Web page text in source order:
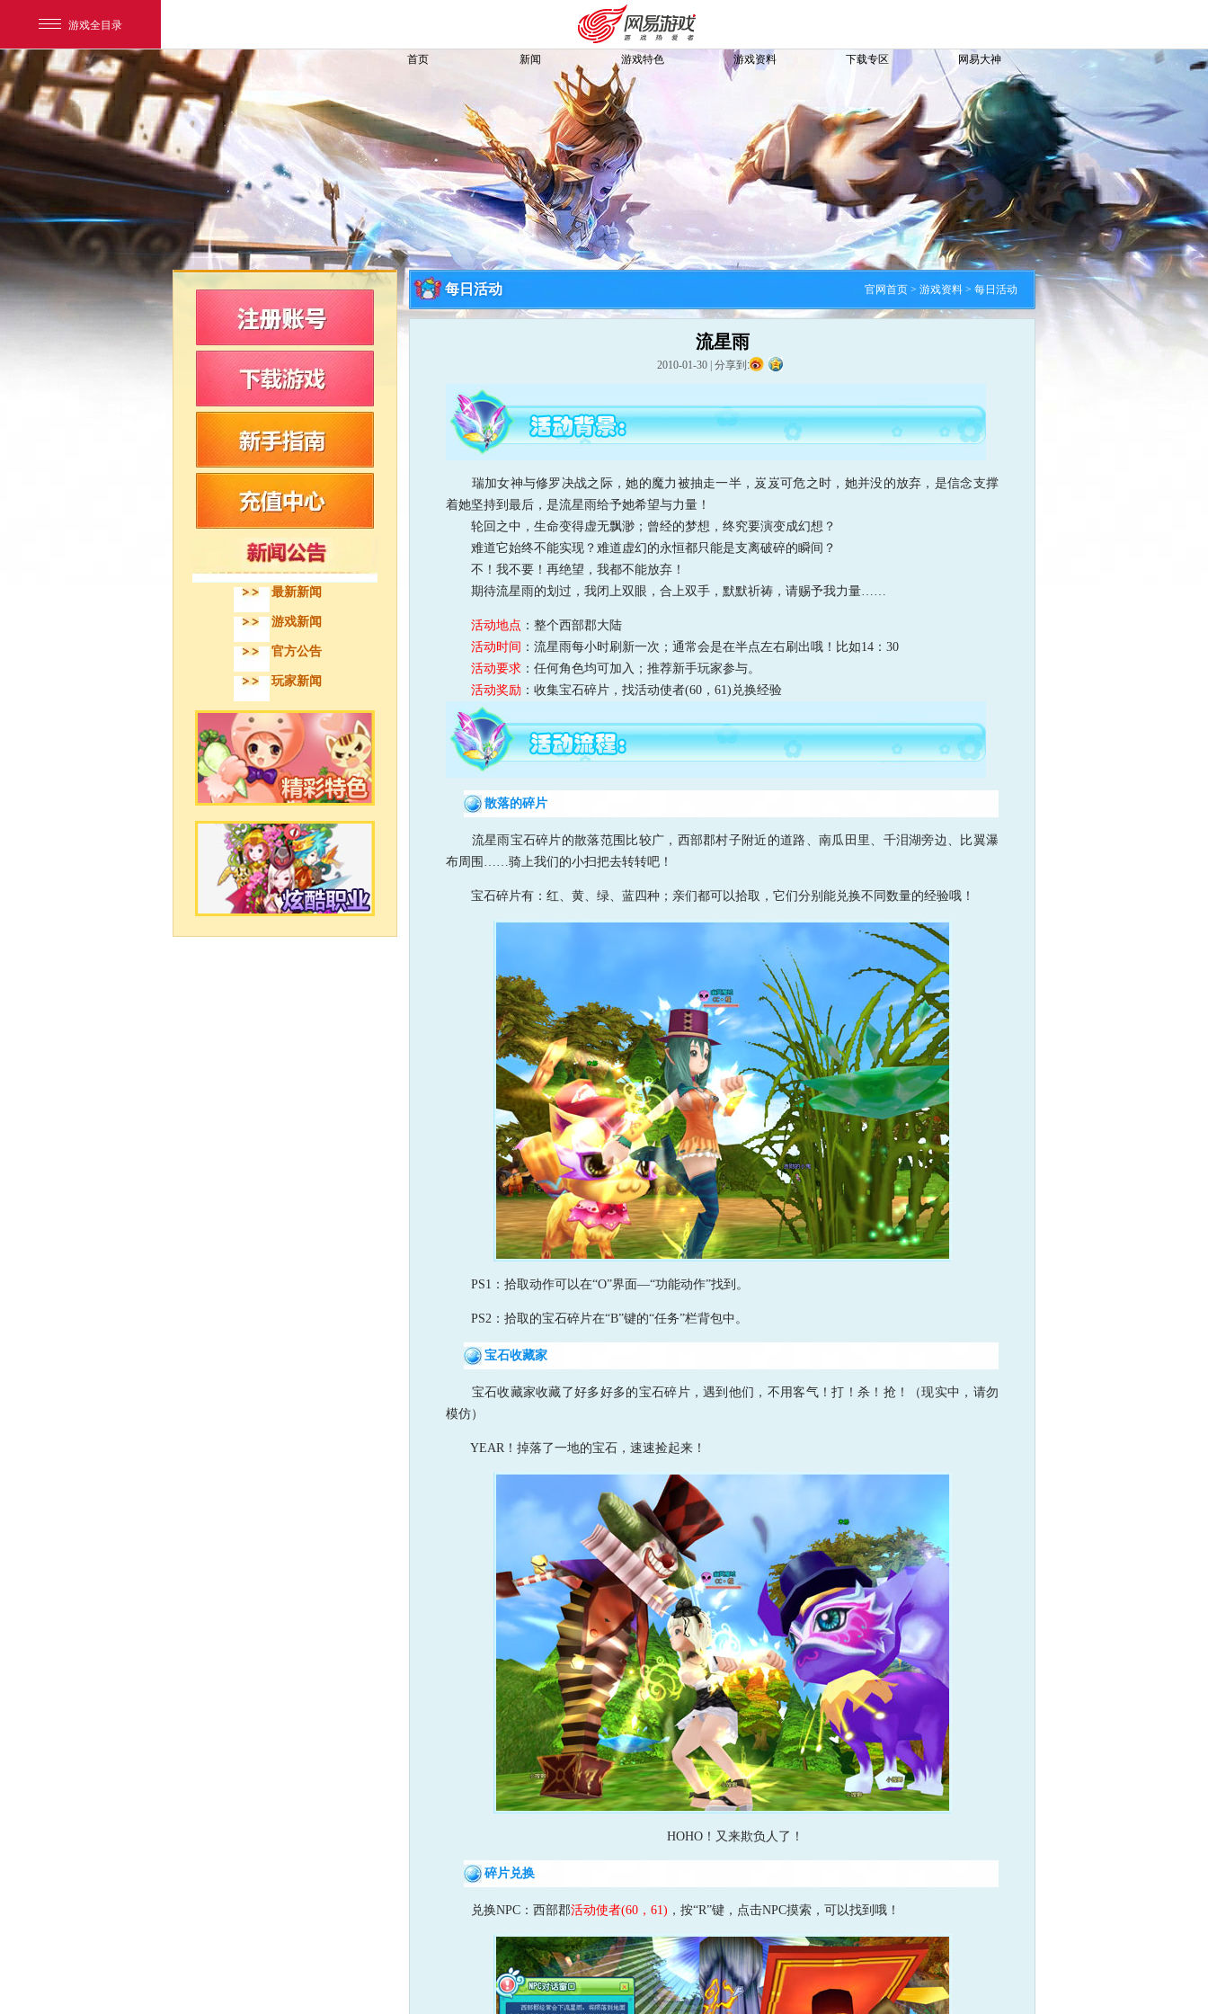
游戏全目录
网易游戏
游戏爱好者
我的足迹：
客服中心
首页 新闻 游戏特色 游戏资料 下载专区 网易大神
最新新闻
游戏新闻
官方公告
玩家新闻
每日活动 官网首页 > 游戏资料 > 每日活动
流星雨
2010-01-30 分享到:
瑞加女神与修罗决战之际，她的魔力被抽走一半，岌岌可危之时，她并没的放弃，是信念支撑
着她坚持到最后，是流星雨给予她希望与力量！
轮回之中，生命变得虚无飘渺；曾经的梦想，终究要演变成幻想？
难道它始终不能实现？难道虚幻的永恒都只能是支离破碎的瞬间？
不！我不要！再绝望，我都不能放弃！
期待流星雨的划过，我闭上双眼，合上双手，默默祈祷，请赐予我力量……
活动地点 ：整个西部郡大陆
活动时间 ：流星雨每小时刷新一次；通常会是在半点左右刷出哦！比如14：30
活动要求 ：任何角色均可加入；推荐新手玩家参与。
活动奖励 ：收集宝石碎片，找活动使者(60，61)兑换经验
散落的碎片
流星雨宝石碎片的散落范围比较广，西部郡村子附近的道路、南瓜田里、千泪湖旁边、比翼瀑
布周围……骑上我们的小扫把去转转吧！
宝石碎片有：红、黄、绿、蓝四种；亲们都可以拾取，它们分别能兑换不同数量的经验哦！
PS1：拾取动作可以在“O”界面—“功能动作”找到。
PS2：拾取的宝石碎片在“B”键的“任务”栏背包中。
宝石收藏家
宝石收藏家收藏了好多好多的宝石碎片，遇到他们，不用客气！打！杀！抢！（现实中，请勿
模仿）
YEAR！掉落了一地的宝石，速速捡起来！
HOHO！又来欺负人了！
碎片兑换
兑换NPC：西部郡活动使者(60，61) ，按“R”键，点击NPC摸索，可以找到哦！